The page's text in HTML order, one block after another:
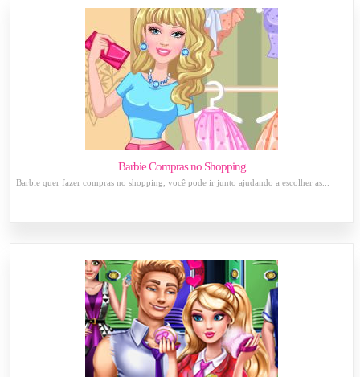
Barbie Compras no Shopping
Barbie quer fazer compras no shopping, você pode ir junto ajudando a escolher as...